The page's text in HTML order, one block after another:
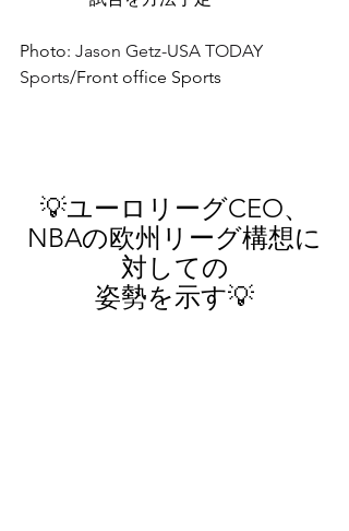
Photo: Jason Getz-USA TODAY
Sports/Front office Sports
💡ユーロリーグCEO、
NBAの欧州リーグ構想に
対しての
姿勢を示す💡